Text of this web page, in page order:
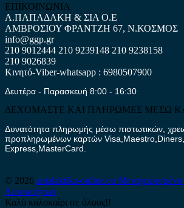
ΕΠΙΚΟΙΝΩΝΙΑ
Α.ΠΑΠΑΔΑΚΗ & ΣΙΑ Ο.Ε
ΑΜΒΡΟΣΙΟΥ ΦΡΑΝΤΖΗ 67, Ν.ΚΟΣΜΟΣ
info@ggp.gr
210 9012444 210 9239148 210 9238158
210 9026839
Κινητό-Viber-whatsapp : 6980507900
Δευτέρα - Παρασκευή 8:00 - 16:30
ΔΕΧΟΜΑΣΤΕ ΚΑΙ ΠΛΗΡΩΜΕΣ ΜΕΣΩ
Δυνατότητα πληρωμής μέσω πιστωτικών,
προπληρωμένων καρτών
Express,MasterCard.
© 2026 antalaktika-online.eu
Αυτοκινήτων
Καλό καλοκαίρι σε όλους!!